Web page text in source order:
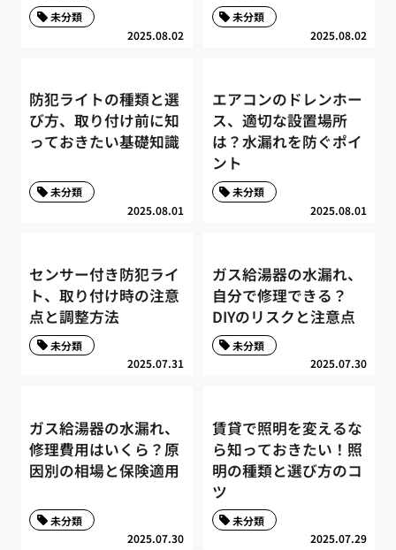
2025.08.02
未分類
2025.08.02
未分類
防犯ライトの種類と選
び方、取り付け前に知
っておきたい基礎知識
2025.08.01
未分類
エアコンのドレンホー
ス、適切な設置場所
は？水漏れを防ぐポイ
ント
2025.08.01
未分類
センサー付き防犯ライ
ト、取り付け時の注意
点と調整方法
2025.07.31
未分類
ガス給湯器の水漏れ、
自分で修理できる？
DIYのリスクと注意点
2025.07.30
未分類
ガス給湯器の水漏れ、
修理費用はいくら？原
因別の相場と保険適用
2025.07.30
未分類
賃貸で照明を変えるな
ら知っておきたい！照
明の種類と選び方のコ
ツ
2025.07.29
未分類